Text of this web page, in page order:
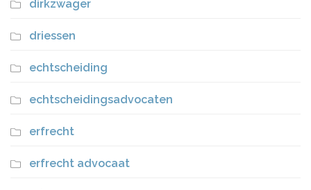
dirkzwager
driessen
echtscheiding
echtscheidingsadvocaten
erfrecht
erfrecht advocaat